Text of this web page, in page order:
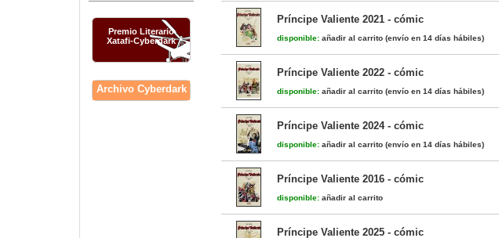
Premio Literario
Xatafi-Cyberdark
Archivo Cyberdark
Príncipe Valiente 2021 - cómic
disponible: añadir al carrito (envío en 14 días hábiles)
Príncipe Valiente 2022 - cómic
disponible: añadir al carrito (envío en 14 días hábiles)
Príncipe Valiente 2024 - cómic
disponible: añadir al carrito (envío en 14 días hábiles)
Príncipe Valiente 2016 - cómic
disponible: añadir al carrito
Príncipe Valiente 2025 - cómic